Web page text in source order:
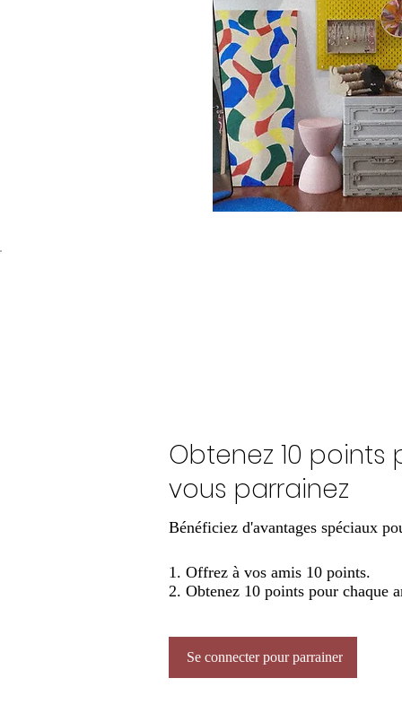
Obtenez 10
vous parrainez
Bénéficiez d'avantages spéciaux
Offrez à vos amis 10 points.
Obtenez 10 points pour chaque
Se connecter pour parrainer